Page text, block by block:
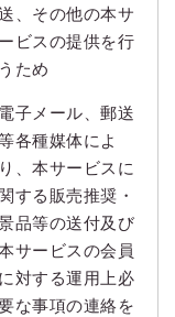
、その他の本サ
ービスの提供を行
うため
電子メール、郵送
各種媒体によ
り、本サービスに
する販売推奨・
品等の送付及び
サービスの会員
に対する運用上必
な事項の連絡を